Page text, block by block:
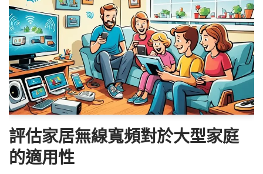
評估家居無線寬頻對於大型家庭
的適用性